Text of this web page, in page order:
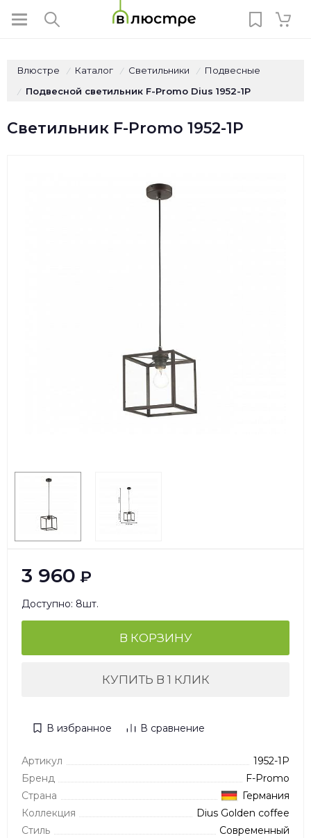
Влюстре / Каталог / Светильники / Подвесные
/ Подвесной светильник F-Promo Dius 1952-1P
Светильник F-Promo 1952-1P
3 960 ₽
Доступно: 8шт.
В КОРЗИНУ
КУПИТЬ В 1 КЛИК
В избранное В сравнение
Артикул
1952-1P
Бренд
F-Promo
Страна
Германия
Коллекция
Dius Golden coffee
Стиль
Современный